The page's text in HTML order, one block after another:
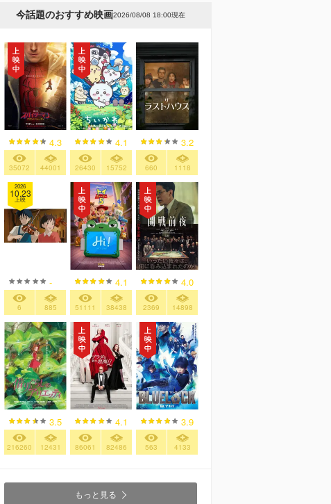
今話題のおすすめ映画2026/08/08 18:00現在
4.3
35072 44001
4.1
26430 15752
3.2
660 1118
2026
10.23
上映
-
6 885
4.1
51111 38438
4.0
2369 14898
3.5
216260 12431
4.1
86061 82486
3.9
563 4133
もっと見る